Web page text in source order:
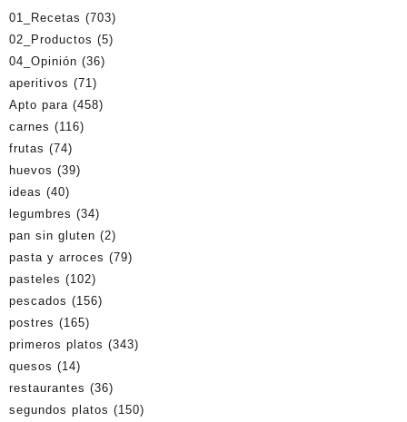
01_Recetas (703)
02_Productos (5)
04_Opinión (36)
aperitivos (71)
Apto para (458)
carnes (116)
frutas (74)
huevos (39)
ideas (40)
legumbres (34)
pan sin gluten (2)
pasta y arroces (79)
pasteles (102)
pescados (156)
postres (165)
primeros platos (343)
quesos (14)
restaurantes (36)
segundos platos (150)